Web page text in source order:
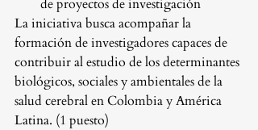
de proyectos de investigación
La iniciativa busca acompañar la
formación de investigadores capaces de
contribuir al estudio de los determinantes
biológicos, sociales y ambientales de la
salud cerebral en Colombia y América
Latina. (1 puesto)